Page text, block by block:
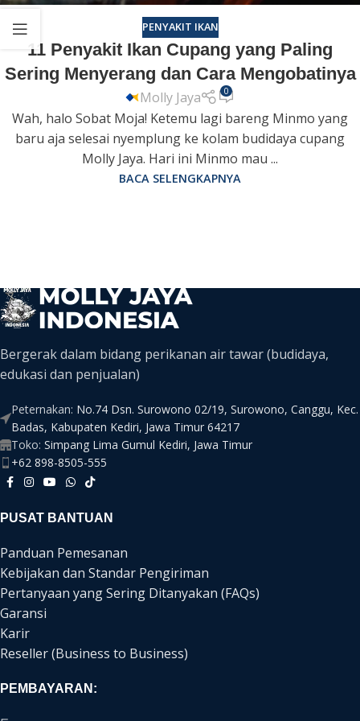
PENYAKIT IKAN
11 Penyakit Ikan Cupang yang Paling
Sering Menyerang dan Cara Mengobatinya
Molly Jaya 0
Wah, halo Sobat Moja! Ketemu lagi bareng Minmo yang
baru aja selesai nyemplung ke kolam budidaya cupang
Molly Jaya. Hari ini Minmo mau ...
BACA SELENGKAPNYA
Bergerak dalam bidang perikanan air tawar (budidaya,
edukasi dan penjualan)
Peternakan: No.74 Dsn. Surowono 02/19, Surowono, Canggu, Kec.
Badas, Kabupaten Kediri, Jawa Timur 64217
Toko: Simpang Lima Gumul Kediri, Jawa Timur
+62 898-8505-555
PUSAT BANTUAN
Panduan Pemesanan
Kebijakan dan Standar Pengiriman
Pertanyaan yang Sering Ditanyakan (FAQs)
Garansi
Karir
Reseller (Business to Business)
PEMBAYARAN: